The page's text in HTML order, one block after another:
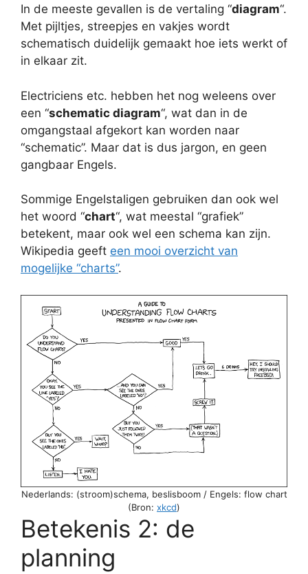
In de meeste gevallen is de vertaling “diagram“.
Met pijltjes, streepjes en vakjes wordt
schematisch duidelijk gemaakt hoe iets werkt of
in elkaar zit.
Electriciens etc. hebben het nog weleens over
een “schematic diagram“, wat dan in de
omgangstaal afgekort kan worden naar
“schematic”. Maar dat is dus jargon, en geen
gangbaar Engels.
Sommige Engelstaligen gebruiken dan ook wel
het woord “chart“, wat meestal “grafiek”
betekent, maar ook wel een schema kan zijn.
Wikipedia geeft een mooi overzicht van
mogelijke “charts”.
Nederlands: (stroom)schema, beslisboom / Engels: flow chart
(Bron: xkcd)
Betekenis 2: de
planning